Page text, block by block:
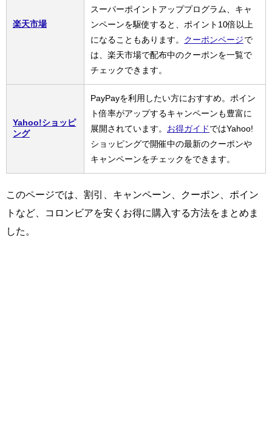
楽天市場
スーパーポイントアッププログラム、キャ
ンペーンを駆使すると、ポイント10倍以上
になることもあります。 クーポンページで
は、楽天市場で配布中のクーポンを一覧で
チェックできます。
Yahoo!ショッピ
ング
PayPayを利用したい方におすすめ。ポイン
ト倍率がアップするキャンペーンも豊富に
展開されています。 お得ガイドではYahoo!
ショッピングで開催中の最新のクーポンや
キャンペーンをチェックをできます。
このページでは、割引、キャンペーン、クーポン、ポイン
トなど、コロンビアを安くお得に購入する方法をまとめま
した。